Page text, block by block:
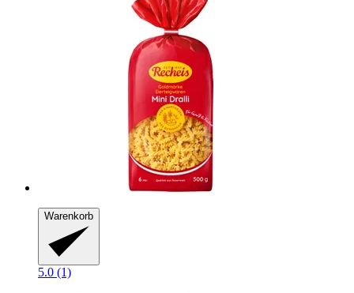
Warenkorb
5.0 (1)